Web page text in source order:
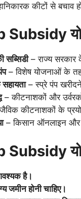
कीटों से बचाव
Subsidy
– राज्य सरकार
– विशेष योजनाओं के
– स्प्रे पंप
– कीटनाशकों और
कीटनाशकों के
– किसान ऑनलाइन
है।
जमीन होनी चाहिए।